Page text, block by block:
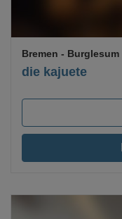
die kajuete
Bremen - Burglesum